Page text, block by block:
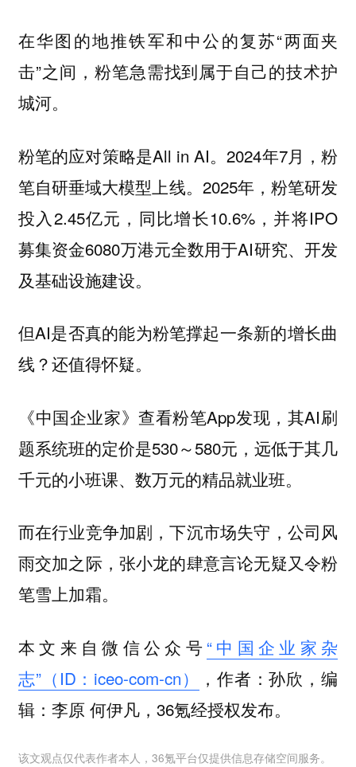
在华图的地推铁军和中公的复苏“两面夹
击”之间，粉笔急需找到属于自己的技术护
城河。
粉笔的应对策略是All in AI。2024年7月，粉
笔自研垂域大模型上线。2025年，粉笔研发
投入2.45亿元，同比增长10.6%，并将IPO
募集资金6080万港元全数用于AI研究、开发
及基础设施建设。
但AI是否真的能为粉笔撑起一条新的增长曲
线？还值得怀疑。
《中国企业家》查看粉笔App发现，其AI刷
题系统班的定价是530～580元，远低于其几
千元的小班课、数万元的精品就业班。
而在行业竞争加剧，下沉市场失守，公司风
雨交加之际，张小龙的肆意言论无疑又令粉
笔雪上加霜。
本文来自微信公众号 “中国企业家杂
志”（ID：iceo-com-cn）
，作者：孙欣，编
辑：李原 何伊凡，36氪经授权发布。
该文观点仅代表作者本人，36氪平台仅提供信息存储空间服务。